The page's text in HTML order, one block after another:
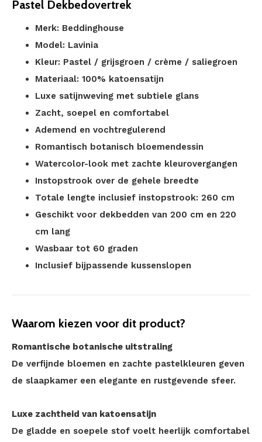
Pastel Dekbedovertrek
Merk: Beddinghouse
Model: Lavinia
Kleur: Pastel / grijsgroen / crème / saliegroen
Materiaal: 100% katoensatijn
Luxe satijnweving met subtiele glans
Zacht, soepel en comfortabel
Ademend en vochtregulerend
Romantisch botanisch bloemendessin
Watercolor-look met zachte kleurovergangen
Instopstrook over de gehele breedte
Totale lengte inclusief instopstrook: 260 cm
Geschikt voor dekbedden van 200 cm en 220
cm lang
Wasbaar tot 60 graden
Inclusief bijpassende kussenslopen
Waarom kiezen voor dit product?
Romantische botanische uitstraling
De verfijnde bloemen en zachte pastelkleuren geven
de slaapkamer een elegante en rustgevende sfeer.
Luxe zachtheid van katoensatijn
De gladde en soepele stof voelt heerlijk comfortabel